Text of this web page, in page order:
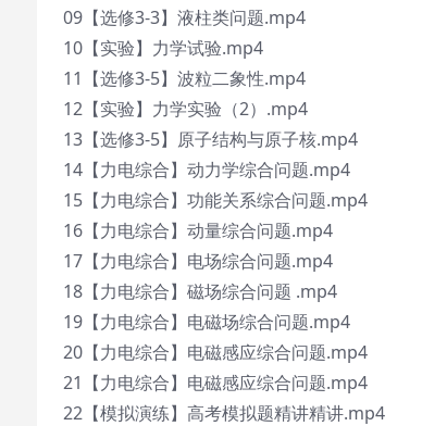
09【选修3-3】液柱类问题.mp4
10【实验】力学试验.mp4
11【选修3-5】波粒二象性.mp4
12【实验】力学实验（2）.mp4
13【选修3-5】原子结构与原子核.mp4
14【力电综合】动力学综合问题.mp4
15【力电综合】功能关系综合问题.mp4
16【力电综合】动量综合问题.mp4
17【力电综合】电场综合问题.mp4
18【力电综合】磁场综合问题 .mp4
19【力电综合】电磁场综合问题.mp4
20【力电综合】电磁感应综合问题.mp4
21【力电综合】电磁感应综合问题.mp4
22【模拟演练】高考模拟题精讲精讲.mp4